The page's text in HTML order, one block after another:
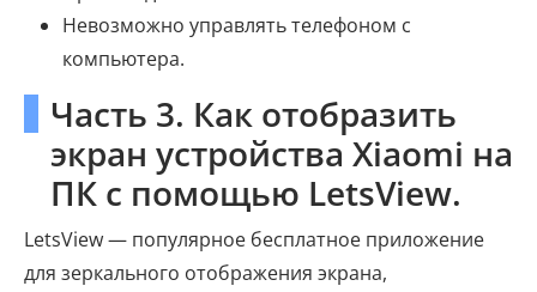
Невозможно управлять телефоном с
компьютера.
Часть 3. Как отобразить
экран устройства Xiaomi на
ПК с помощью LetsView.
LetsView — популярное бесплатное приложение
для зеркального отображения экрана,